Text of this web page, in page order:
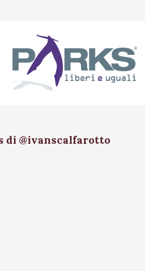
di @ivanscalfarotto